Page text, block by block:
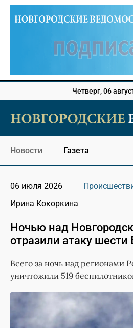
Четверг, 06
Новости Газета
06 июля 2026
Ирина Кокоркина
Ночью над
отразили атаку
Всего за ночь над регионами
уничтожили 519